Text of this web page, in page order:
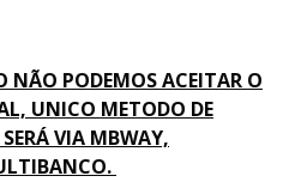
NÃO PODEMOS ACEITAR O
UNICO METODO DE
VIA MBWAY,